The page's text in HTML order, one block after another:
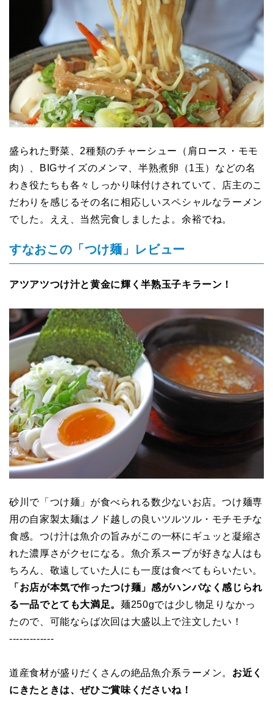
盛られた野菜、2種類のチャーシュー（肩ロース・モモ
肉）、BIGサイズのメンマ、半熟煮卵（1玉）などの名
わき役たちも各々しっかり味付けされていて、店主のこ
だわりを感じるその名に相応しいスペシャルなラーメン
でした。ええ、当然完食しましたよ。余裕でね。
すなおこの「つけ麺」レビュー
アツアツつけ汁と黄金に輝く半熟玉子キラーン！
砂川で「つけ麺」が食べられる数少ないお店。つけ麺専
用の自家製太麺はノド越しの良いツルツル・モチモチな
食感。つけ汁は魚介の旨みがこの一杯にギュッと凝縮さ
れた濃厚さがクセになる。魚介系スープが好きな人はも
ちろん、敬遠していた人にも一度は食べてもらいたい。
「お店が本気で作ったつけ麺」感がハンパなく感じられ
る一品でとても大満足。麺250gでは少し物足りなかっ
たので、可能ならば次回は大盛以上で注文したい！
-------------
道産食材が盛りだくさんの絶品魚介系ラーメン。 お近く
にきたときは、ぜひご賞味くださいね！